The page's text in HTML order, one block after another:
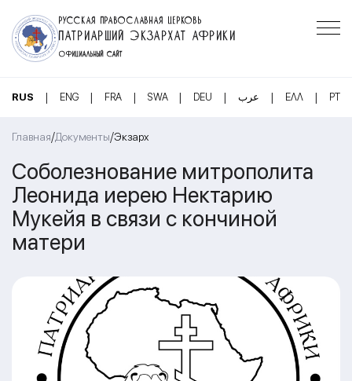
РУССКАЯ ПРАВОСЛАВНАЯ ЦЕРКОВЬ
ПАТРИАРШИЙ ЭКЗАРХАТ АФРИКИ
ОФИЦИАЛЬНЫЙ САЙТ
RUS | ENG | FRA | SWA | DEU | عرب | ΕΛΛ | PT
Главная/Документы/Экзарх
Соболезнование митрополита
Леонида иерею Нектарию
Мукейя в связи с кончиной
матери